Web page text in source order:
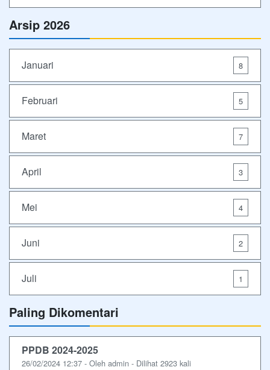
Arsip 2026
Januari 8
Februari 5
Maret 7
April 3
Mei 4
Juni 2
Juli 1
Paling Dikomentari
PPDB 2024-2025
26/02/2024 12:37 - Oleh admin - Dilihat 2923 kali